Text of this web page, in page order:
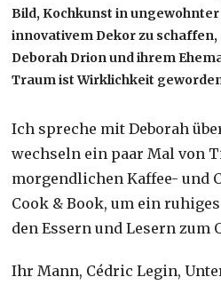
Bild, Kochkunst in
innovativem Dekor zu
Deborah Drion und ihrem
Traum ist Wirklichkeit
Ich spreche mit Deborah
wechseln ein paar Mal von
morgendlichen Kaffee- und
Cook & Book, um ein
den Essern und Lesern zum
Ihr Mann, Cédric Legin,